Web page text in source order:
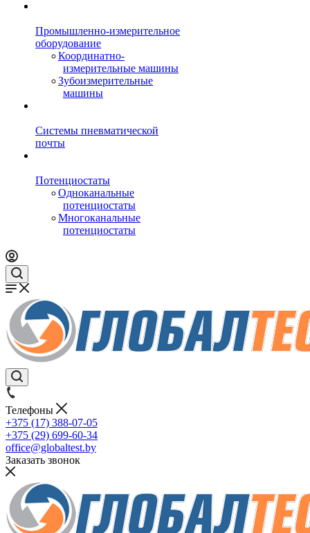
Промышленно-измерительное
оборудование
Координатно-
измерительные машины
Зубоизмерительные
машины
Системы пневматической
почты
Потенциостаты
Одноканальные
потенциостаты
Многоканальные
потенциостаты
Телефоны
+375 (17) 388-07-05
+375 (29) 699-60-34
office@globaltest.by
Заказать звонок